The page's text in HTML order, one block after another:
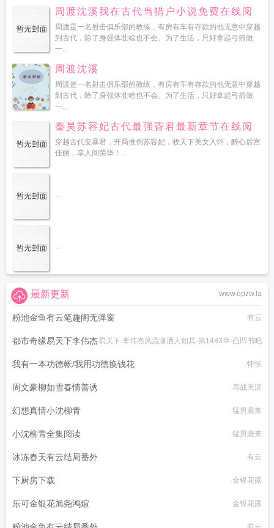
周渡沈溪我在古代当猎户小说免费在线阅
读
周渡是一名射击俱乐部的教练，有房有车有存款的他无意中穿越
到古代，除了身强体壮啥也不会。为了生活，只好拿起弓箭做
一...
周渡沈溪
周渡是一名射击俱乐部的教练，有房有车有存款的他无意中穿越
到古代，除了身强体壮啥也不会。为了生活，只好拿起弓箭做
一...
秦昊苏容妃古代最强昏君最新章节在线阅
读
穿越古代变暴君，开局推倒苏容妃，收天下美女入怀，醉心后宫
佳丽，享人间荣华！...
...
...
www.epzw.la
最新更新
粉池金鱼有云笔趣阁无弹窗 有云
都市奇缘易天下李伟杰易天下 李伟杰风流潇洒人如其-第1483章-凸凹书吧
我有一本功德帐/我用功德换钱花 怀愫
周文豪柳如雪春情善诱 再战天涯
幻想真情小沈柳青 猛男袭来
小沈柳青全集阅读 猛男袭来
冰冻春天有云结局番外 有云
下厨房下载 金银花露
乐可金银花旭尧鸿煊 金银花露